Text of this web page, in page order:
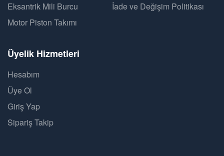
Eksantrik Mili Burcu
Motor Piston Takımı
İade ve Değişim Politikası
Üyelik Hizmetleri
Hesabım
Üye Ol
Giriş Yap
Sipariş Takip